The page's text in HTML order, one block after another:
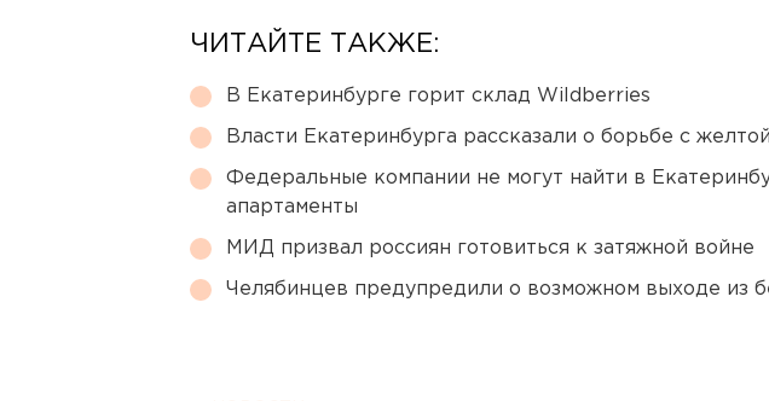
ЧИТАЙТЕ ТАКЖЕ:
В Екатеринбурге горит склад Wildberries
Власти Екатеринбурга рассказали о борьбе с
Федеральные компании не могут найти в
апартаменты
МИД призвал россиян готовиться к затяжной войне
Челябинцев предупредили о возможном выходе из